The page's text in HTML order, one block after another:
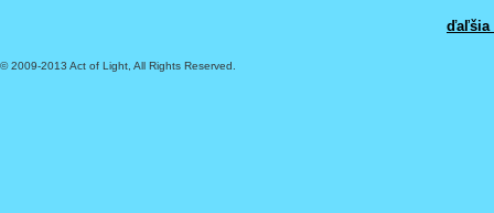
ďaľšia
© 2009-2013 Act of Light, All Rights Reserved.